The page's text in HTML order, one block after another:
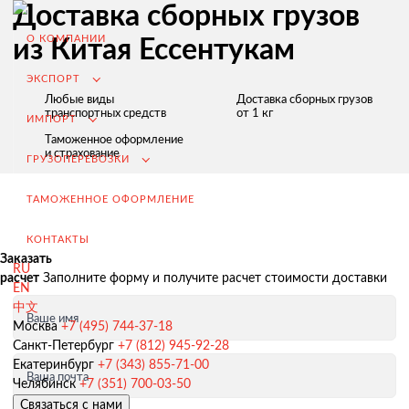
О КОМПАНИИ
ЭКСПОРТ
ИМПОРТ
ГРУЗОПЕРЕВОЗКИ
ТАМОЖЕННОЕ ОФОРМЛЕНИЕ
КОНТАКТЫ
RU
EN
中文
Москва +7 (495) 744-37-18
Санкт-Петербург +7 (812) 945-92-28
Екатеринбург +7 (343) 855-71-00
Челябинск +7 (351) 700-03-50
Связаться с нами
Экспорт из России
Заключение контрактов и согласование условий поставки
Таможенное оформление и разрешительная документация
Доставка сборных грузов
из Китая Ессентукам
Любые виды
транспортных средств
Доставка сборных грузов
от 1 кг
Таможенное оформление
и страхование
Заказать
расчет Заполните форму и получите расчет стоимости доставки
Ваше имя
Ваша почта